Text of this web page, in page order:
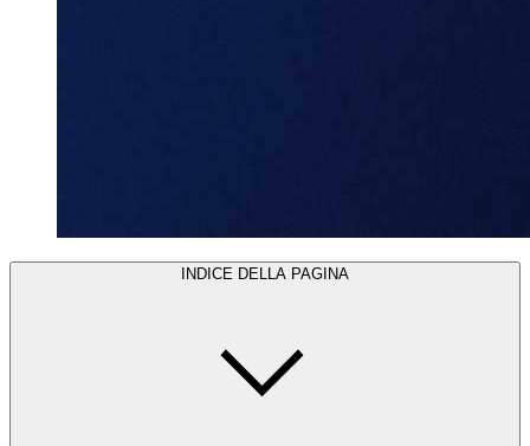
INDICE DELLA PAGINA